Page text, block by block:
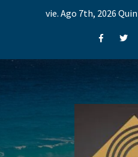
vie. Ago 7th, 2026
Facebook